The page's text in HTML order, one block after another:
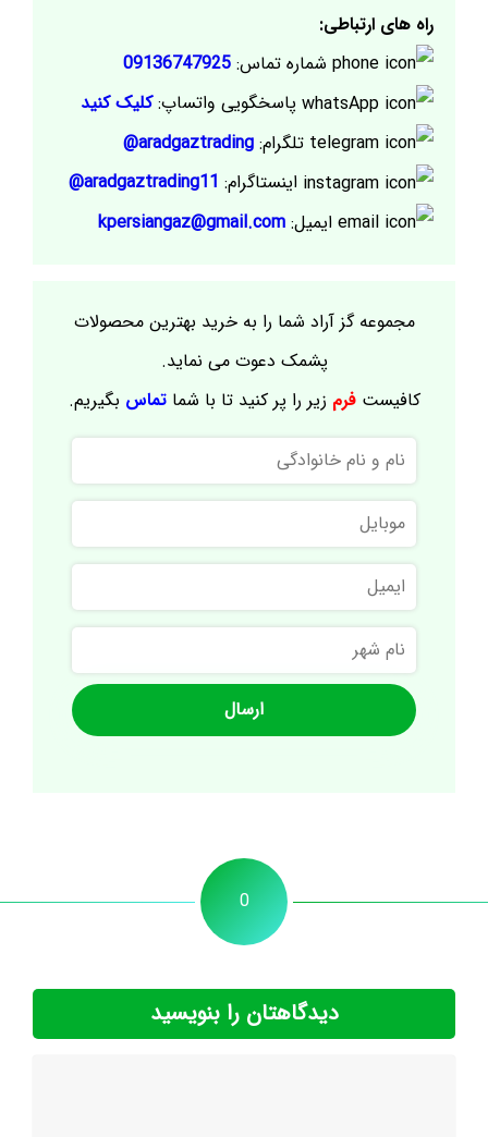
راه های ارتباطی:
شماره تماس: 09136747925
پاسخگویی واتساپ:کلیک کنید
تلگرام: aradgaztrading@
اینستاگرام: aradgaztrading11@
ایمیل: kpersiangaz@gmail.com
مجموعه گز آراد شما را به خرید بهترین محصولات
پشمک دعوت می نماید.
کافیستفرم زیر را پر کنید تا با شماتماس بگیریم.
نام
و
نام
خانوادگی
موبایل
ایمیل
نام
شهر
0
دیدگاهتان را بنویسید